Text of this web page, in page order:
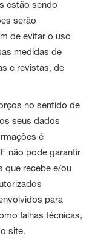
estão sendo
serão
de evitar o uso
medidas de
e revistas, de
no sentido de
seus dados
é
não pode garantir
que recebe e/ou
para
falhas técnicas,
site.